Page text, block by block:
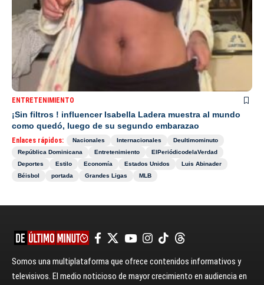
ENTRETENIMIENTO
¡Sin filtros ! influencer Isabella Ladera muestra al mundo
como quedó, luego de su segundo embarazao
Enlaces rápidos: Nacionales Internacionales
Deultimominuto
República Dominicana
Entretenimiento
ElPeriódicodelaVerdad
Deportes
Estilo Economía Estados Unidos
Luis Abinader
Béisbol
portada Grandes Ligas MLB
Somos una multiplataforma que ofrece contenidos informativos y
televisivos. El medio noticioso de mayor crecimiento en audiencia en